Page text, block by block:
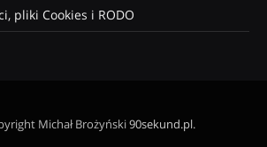
pliki Cookies i RODO
Michał Brożyński90sekund.pl.